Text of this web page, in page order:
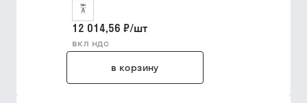
12 014,56 ₽/шт
вкл ндс
в корзину